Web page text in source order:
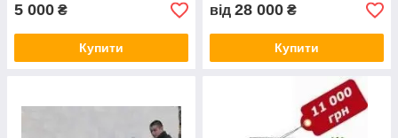
5 000 ₴
Купити
від 28 000 ₴
Купити